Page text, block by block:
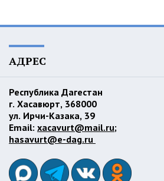
АДРЕС
Республика Дагестан
г. Хасавюрт, 368000
ул. Ирчи-Казака, 39
Email: xacavurt@mail.ru;
hasavurt@e-dag.ru